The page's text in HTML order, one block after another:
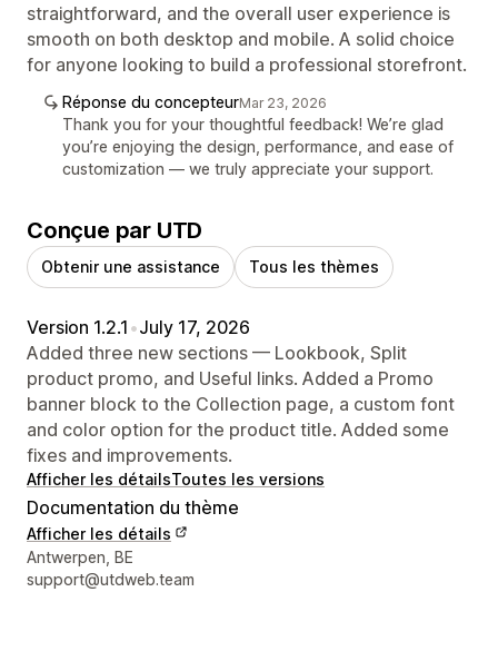
straightforward, and the overall user experience is
smooth on both desktop and mobile. A solid choice
for anyone looking to build a professional storefront.
Réponse du concepteurMar 23, 2026
Thank you for your thoughtful feedback! We’re glad
you’re enjoying the design, performance, and ease of
customization — we truly appreciate your support.
Conçue par UTD
Obtenir une assistance Tous les thèmes
Version 1.2.1 •July 17, 2026
Added three new sections — Lookbook, Split
product promo, and Useful links. Added a Promo
banner block to the Collection page, a custom font
and color option for the product title. Added some
fixes and improvements.
Afficher les détailsToutes les versions
Documentation du thème
Afficher les détails
Coordonnées du concepteur
Antwerpen, BE
support@utdweb.team